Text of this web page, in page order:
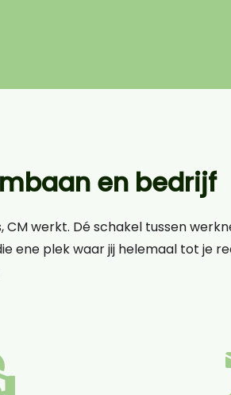
en bedrijf
CM werkt. Dé schakel tussen
ene plek waar jij helemaal tot je